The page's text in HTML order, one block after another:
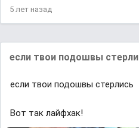
5 лет назад
если твои подошвы
если твои подошвы стерлись
Вот так лайфхак!